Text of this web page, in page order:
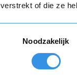
verstrekt of die ze
Noodzakelijk